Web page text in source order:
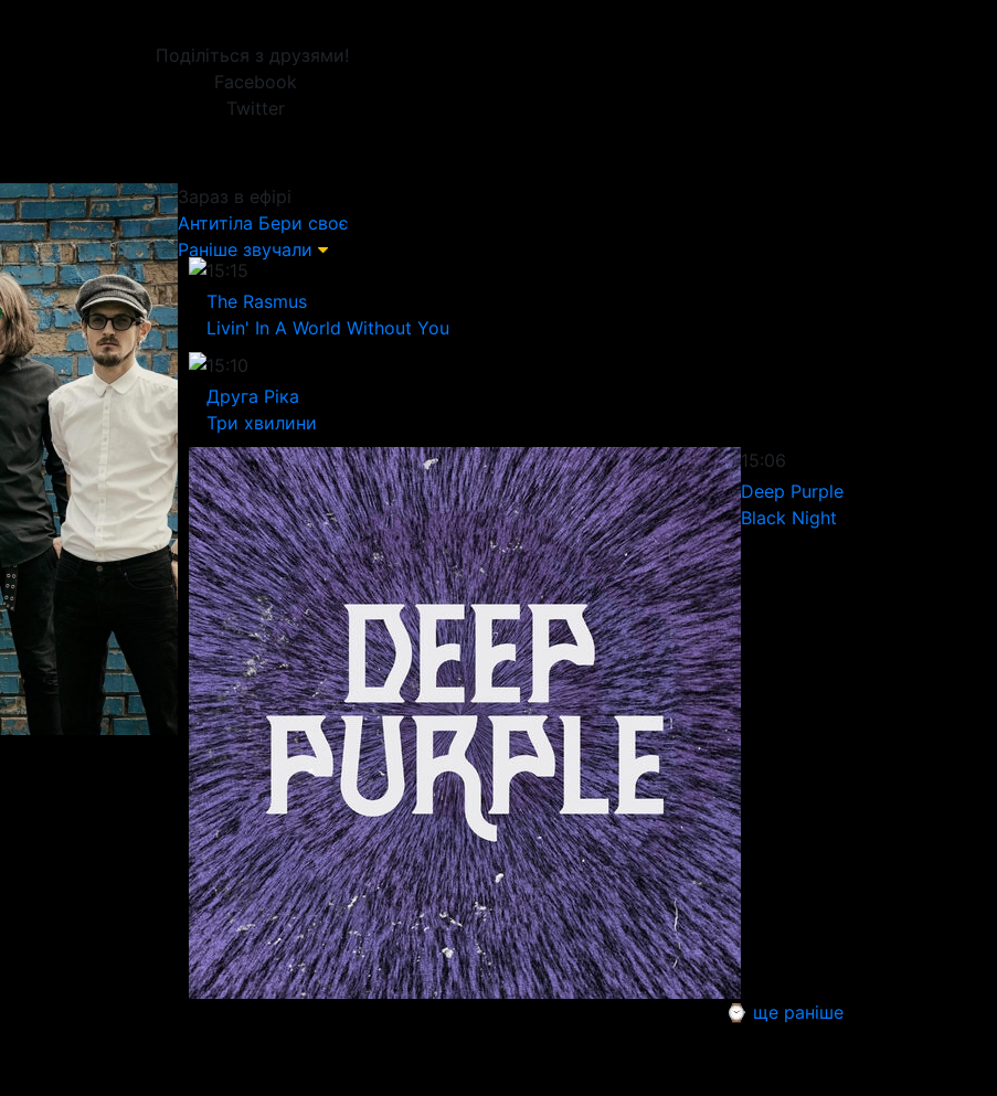
Поділіться з друзями!
Facebook
Twitter
Зараз в ефірі
Антитіла Бери своє
Раніше звучали
15:15
The Rasmus
Livin' In A World Without You
15:10
Друга Ріка
Три хвилини
15:06
Deep Purple
Black Night
⌚ ще раніше